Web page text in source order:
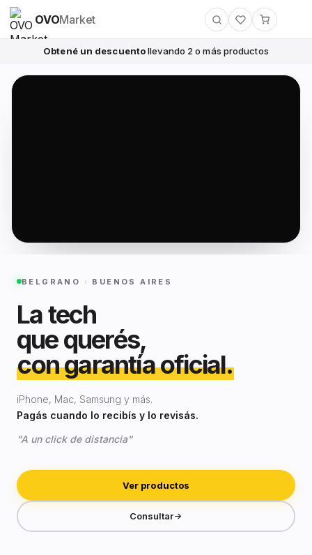
OVOMarket
Obtené un descuentollevando 2 o más productos
BELGRANO · BUENOS AIRES
La tech
que querés,
con garantía oficial.
iPhone, Mac, Samsung y más.
Pagás cuando lo recibís y lo revisás.
"A un click de distancia"
Ver productos
Consultar